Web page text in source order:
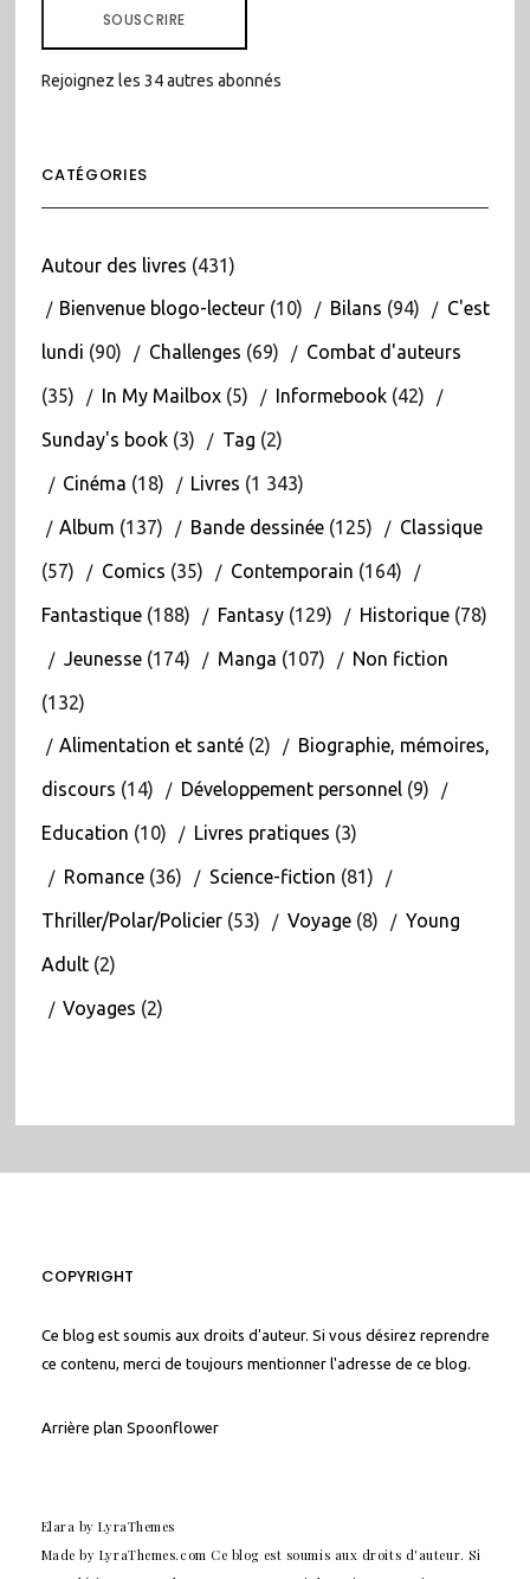
SOUSCRIRE
Rejoignez les 34 autres abonnés
CATÉGORIES
Autour des livres (431)
Bienvenue blogo-lecteur(10) Bilans (94) C'est
lundi (90) Challenges (69) Combat d'auteurs
(35) In My Mailbox(5) Informebook(42)
Sunday's book(3) Tag (2)
Cinéma (18) Livres (1 343)
Album (137) Bande dessinée(125) Classique
(57) Comics (35) Contemporain (164)
Fantastique(188) Fantasy(129) Historique(78)
Jeunesse(174) Manga (107) Non fiction
(132)
Alimentation et santé(2) Biographie, mémoires,
discours (14) Développement personnel(9)
Education (10) Livres pratiques (3)
Romance(36) Science-fiction (81)
Thriller/Polar/Policier(53) Voyage(8) Young
Adult(2)
Voyages (2)
COPYRIGHT
Ce blog est soumis aux droits d'auteur. Si vous désirez reprendre
ce contenu, merci de toujours mentionner l'adresse de ce blog.
Arrière plan Spoonflower
Elara by LyraThemes
Made by LyraThemes.com Ce blog est soumis aux droits d'auteur. Si